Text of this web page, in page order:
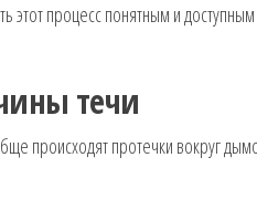
процесс понятным и
течи
происходят протечки вокруг